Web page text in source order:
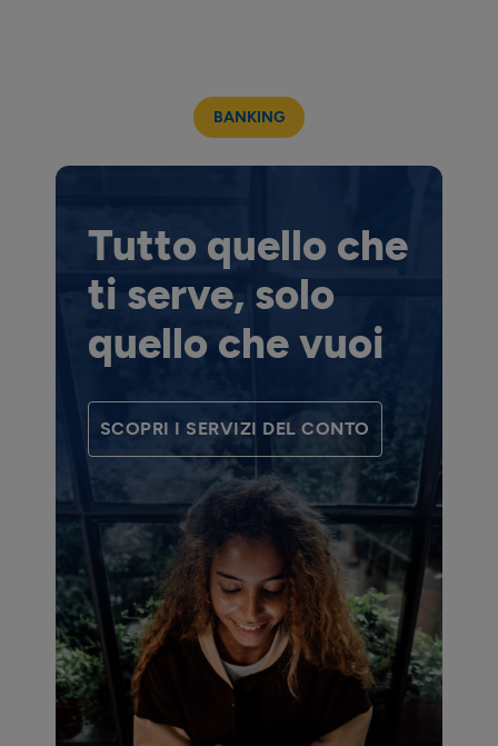
BANKING
Tutto quello che
ti serve, solo
quello che vuoi
SCOPRI I SERVIZI DEL CONTO